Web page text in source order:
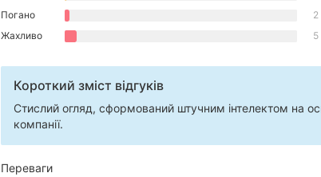
Погано
2
Жахливо
5
Короткий зміст відгуків
Стислий огляд, сформований штучним інтелектом на
компанії.
Переваги